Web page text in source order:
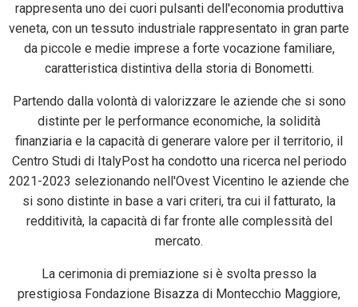
rappresenta uno dei cuori pulsanti dell'economia produttiva
veneta, con un tessuto industriale rappresentato in gran parte
da piccole e medie imprese a forte vocazione familiare,
caratteristica distintiva della storia di Bonometti.
Partendo dalla volontà di valorizzare le aziende che si sono
distinte per le performance economiche, la solidità
finanziaria e la capacità di generare valore per il territorio, il
Centro Studi di ItalyPost ha condotto una ricerca nel periodo
2021-2023 selezionando nell'Ovest Vicentino le aziende che
si sono distinte in base a vari criteri, tra cui il fatturato, la
redditività, la capacità di far fronte alle complessità del
mercato.
La cerimonia di premiazione si è svolta presso la
prestigiosa Fondazione Bisazza di Montecchio Maggiore,